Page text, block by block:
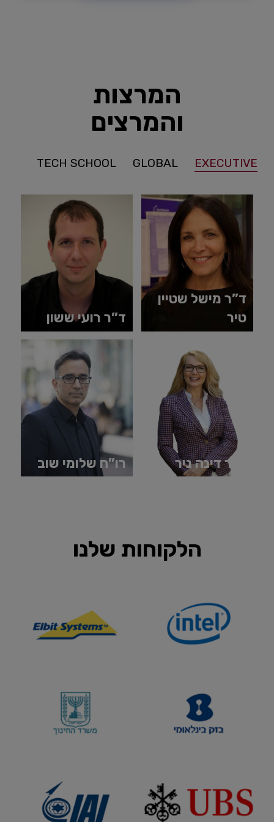
המרצות
והמרצים
EXECUTIVE
GLOBAL
TECH SCHOOL
ד”ר מישל שטיין
טיר
ד”ר רועי ששון
ד”ר דינה ניר רו”ח שלומי שוב
הלקוחות שלנו